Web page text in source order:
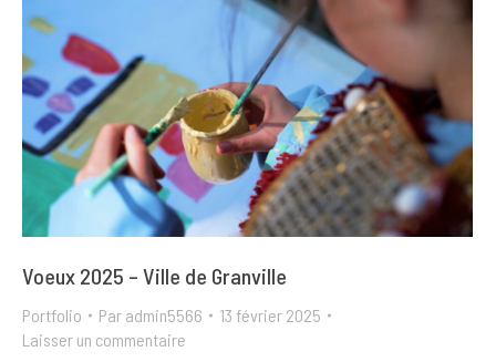
Voeux 2025 – Ville de Granville
Portfolio Par admin5566
13 février 2025
Laisser un commentaire